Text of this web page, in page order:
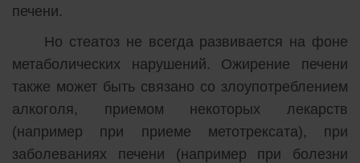
печени.
Но стеатоз не всегда развивается на фоне
метаболических нарушений. Ожирение печени
также может быть связано со злоупотреблением
алкоголя, приемом некоторых лекарств
(например при приеме метотрексата), при
заболеваниях печени (например при болезни